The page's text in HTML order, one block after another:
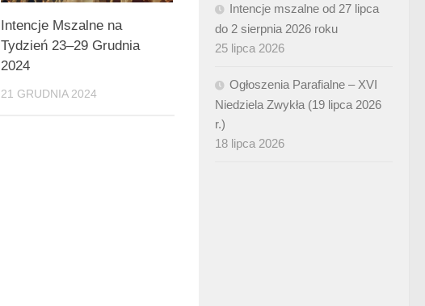
Intencje Mszalne na
Tydzień 23–29 Grudnia
2024
21 GRUDNIA 2024
Intencje mszalne od 27 lipca
do 2 sierpnia 2026 roku
25 lipca 2026
Ogłoszenia Parafialne – XVI
Niedziela Zwykła (19 lipca 2026
r.)
18 lipca 2026